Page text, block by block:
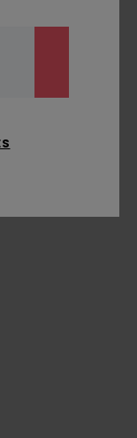
100% cotone